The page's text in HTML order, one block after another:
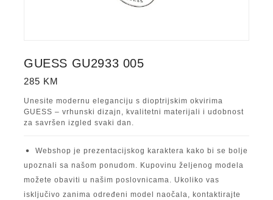
GUESS GU2933 005
285 KM
Unesite modernu eleganciju s dioptrijskim okvirima
GUESS – vrhunski dizajn, kvalitetni materijali i udobnost
za savršen izgled svaki dan.
Webshop je prezentacijskog karaktera kako bi se bolje
upoznali sa našom ponudom. Kupovinu željenog modela
možete obaviti u našim poslovnicama. Ukoliko vas
isključivo zanima određeni model naočala, kontaktirajte